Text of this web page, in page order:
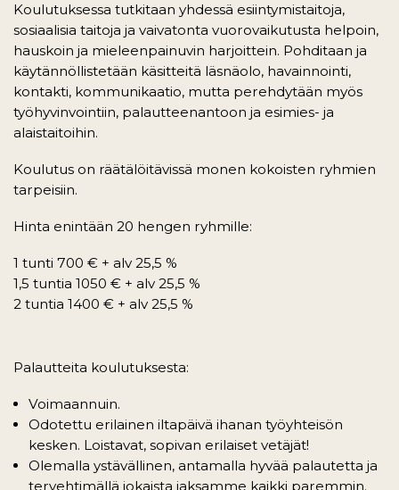
Koulutuksessa tutkitaan yhdessä esiintymistaitoja,
sosiaalisia taitoja ja vaivatonta vuorovaikutusta helpoin,
hauskoin ja mieleenpainuvin harjoittein. Pohditaan ja
käytännöllistetään käsitteitä läsnäolo, havainnointi,
kontakti, kommunikaatio, mutta perehdytään myös
työhyvinvointiin, palautteenantoon ja esimies- ja
alaistaitoihin.
Koulutus on räätälöitävissä monen kokoisten ryhmien
tarpeisiin.
Hinta enintään 20 hengen ryhmille:
1 tunti 700 € + alv 25,5 %
1,5 tuntia 1050 € + alv 25,5 %
2 tuntia 1400 € + alv 25,5 %
Palautteita koulutuksesta:
Voimaannuin.
Odotettu erilainen iltapäivä ihanan työyhteisön
kesken. Loistavat, sopivan erilaiset vetäjät!
Olemalla ystävällinen, antamalla hyvää palautetta ja
tervehtimällä jokaista jaksamme kaikki paremmin.